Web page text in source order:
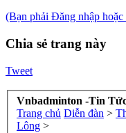
(Bạn phải Đăng nhập
Chia sẻ trang này
Tweet
Vnbadminton -Tin
Trang chủ Diễn đàn >
Lông >